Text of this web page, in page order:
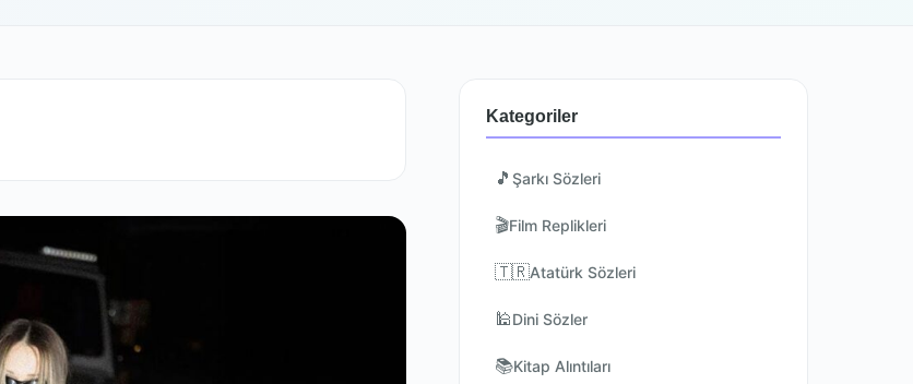
Kategoriler
🎵 Şarkı Sözleri
🎬Film Replikleri
🇹🇷Atatürk Sözleri
🕌Dini Sözler
📚Kitap Alıntıları